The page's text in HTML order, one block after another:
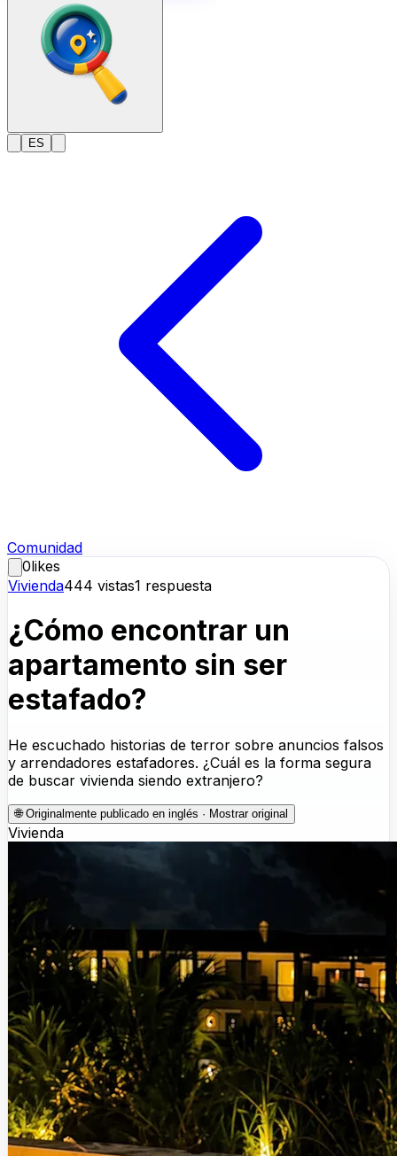
ES
Comunidad
0likes
Vivienda444 vistas1 respuesta
¿Cómo encontrar un
apartamento sin ser
estafado?
He escuchado historias de terror sobre anuncios falsos
y arrendadores estafadores. ¿Cuál es la forma segura
de buscar vivienda siendo extranjero?
🌐Originalmente publicado en inglés · Mostrar original
Vivienda